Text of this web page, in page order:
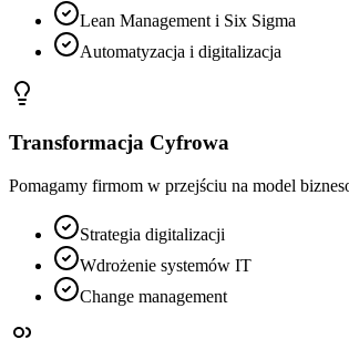
Lean Management i Six Sigma
Automatyzacja i digitalizacja
Transformacja Cyfrowa
Pomagamy firmom w przejściu na model
Strategia digitalizacji
Wdrożenie systemów IT
Change management